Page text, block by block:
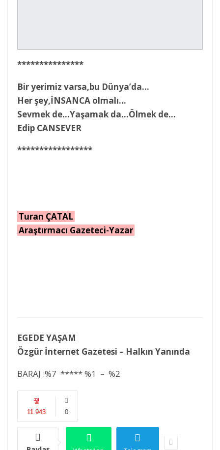
***************
Bir yerimiz varsa,bu Dünya’da…
Her şey,İNSANCA olmalı…
Sevmek de…Yaşamak da…Ölmek de…
Edip CANSEVER
*****************
Turan ÇATAL
Araştırmacı Gazeteci-Yazar
EGEDE YAŞAM
Özgür İnternet Gazetesi – Halkın Yanında
BARAJ :%7 ***** %1 – %2
0
11.943